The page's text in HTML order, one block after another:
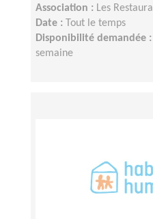
Association : Les
Date :
Tout le temps
Disponibilité demandée :
semaine